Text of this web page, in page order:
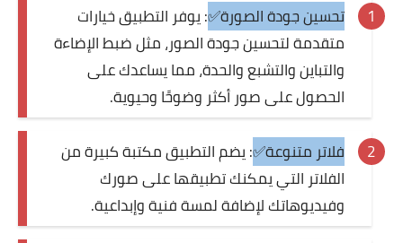
تحسين جودة الصورة✅: يوفر التطبيق خيارات
متقدمة لتحسين جودة الصور، مثل ضبط الإضاءة
والتباين والتشبع والحدة، مما يساعدك على
الحصول على صور أكثر وضوحًا وحيوية.
فلاتر متنوعة✅: يضم التطبيق مكتبة كبيرة من
الفلاتر التي يمكنك تطبيقها على صورك
وفيديوهاتك لإضافة لمسة فنية وإبداعية.